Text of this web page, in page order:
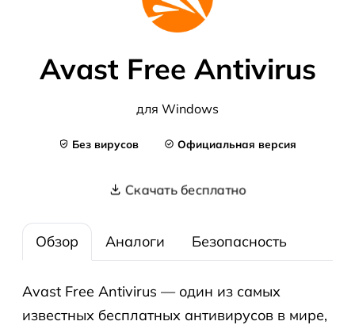
Avast Free Antivirus
для Windows
Без вирусов Официальная версия
Скачать бесплатно
Обзор Аналоги Безопасность
Avast Free Antivirus — один из самых
известных бесплатных антивирусов в мире,